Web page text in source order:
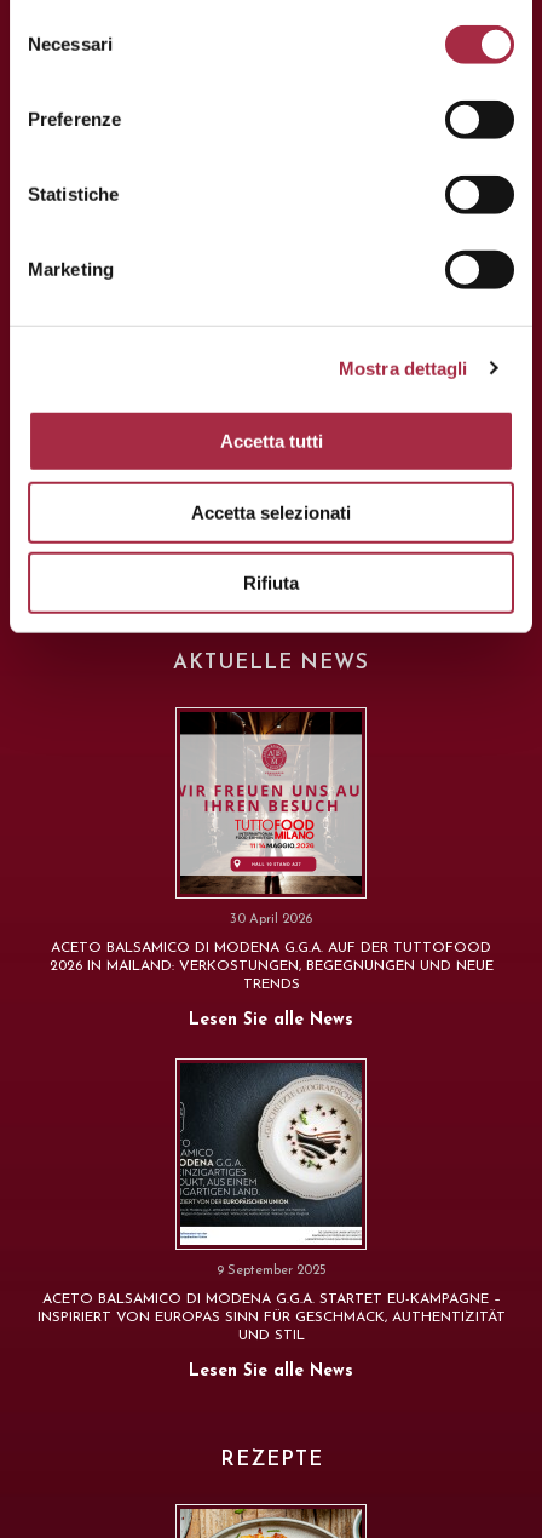
Necessari
Preferenze
Statistiche
Marketing
Mostra dettagli
Accetta tutti
Accetta selezionati
Rifiuta
Via Ganaceto, 113 – 41121 Modena
AKTUELLE NEWS
30 April 2026
ACETO BALSAMICO DI MODENA G.G.A. AUF DER TUTTOFOOD
2026 IN MAILAND: VERKOSTUNGEN, BEGEGNUNGEN UND NEUE
TRENDS
Lesen Sie alle News
9 September 2025
ACETO BALSAMICO DI MODENA G.G.A. STARTET EU-KAMPAGNE –
INSPIRIERT VON EUROPAS SINN FÜR GESCHMACK, AUTHENTIZITÄT
UND STIL
Lesen Sie alle News
REZEPTE